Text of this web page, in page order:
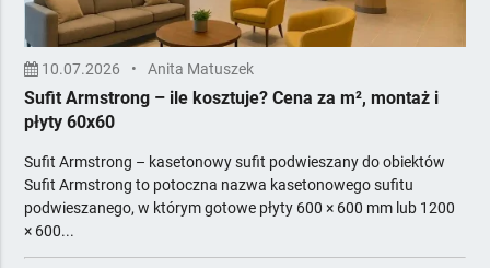
10.07.2026 • Anita Matuszek
Sufit Armstrong – ile kosztuje? Cena za m², montaż i
płyty 60x60
Sufit Armstrong – kasetonowy sufit podwieszany do obiektów
Sufit Armstrong to potoczna nazwa kasetonowego sufitu
podwieszanego, w którym gotowe płyty 600 × 600 mm lub 1200
× 600...